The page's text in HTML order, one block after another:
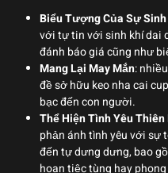
Biểu Tượng Của Sự
với tự tin với sinh khí dai
đánh báo giá cũng như
Mang Lại May Mắn:
đề sở hữu keo nha cai
bạc đến con người.
Thể Hiện Tình Yêu
phản ánh tình yêu với sự
đến tự dưng dưng, bao
hoan tiệc tùng hay